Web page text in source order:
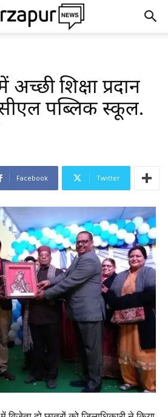
अच्छी शिक्षा प्रदान
पब्लिक स्कूल.
Facebook Twitter